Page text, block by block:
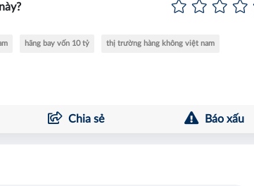
hãng bay vốn 10 tỷ thị trường hàng không việt nam
Chia sẻ Báo xấu